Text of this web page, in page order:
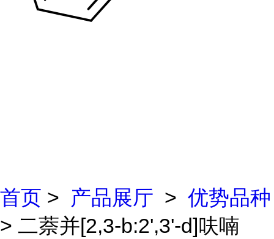
首页 > 产品展厅 > 优势品种
> 二萘并[2,3-b:2',3'-d]呋喃